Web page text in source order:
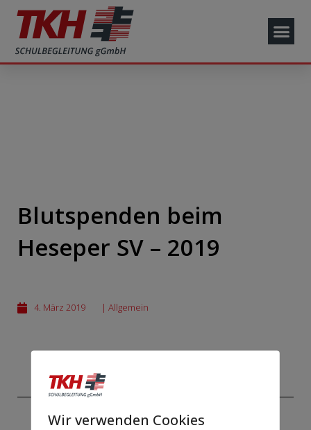
Blutspenden beim
Heseper SV – 2019
4. März 2019 | Allgemein
Wir verwenden Cookies